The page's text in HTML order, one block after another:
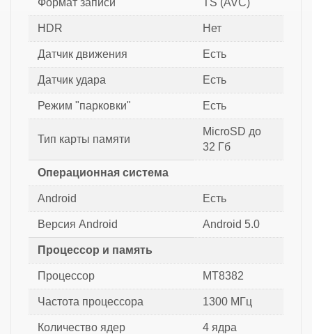
Формат записи TS (AVC)
HDR Нет
Датчик движения Есть
Датчик удара Есть
Режим "парковки" Есть
Тип карты памяти
MicroSD до
32 Гб
Операционная система
Android Есть
Версия Android Android 5.0
Процессор и память
Процессор MT8382
Частота процессора 1300 МГц
Количество ядер 4 ядра